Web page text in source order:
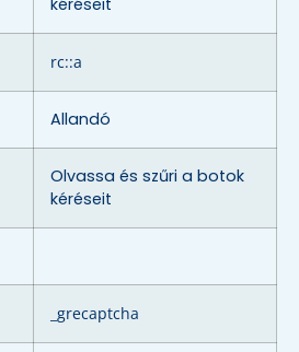
rc::a
Allandó
Olvassa és szűri a botok
kéréseit
_grecaptcha